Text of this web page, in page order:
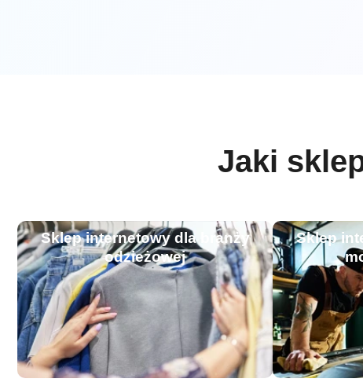
Jaki
Sklep internetowy dla branży
odzieżowej
Sklep